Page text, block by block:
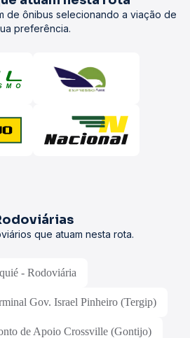
de ônibus selecionando a viação de
preferência.
que atuam nesta rota.
- Rodoviária
Gov. Israel Pinheiro (Tergip)
de Apoio Crossville (Gontijo)